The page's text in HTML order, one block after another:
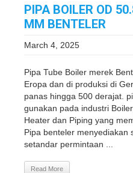
PIPA BOILER OD
MM BENTELER
March 4, 2025
Pipa Tube Boiler merek
Eropa dan di produksi di
panas hingga 500 derajat.
gunakan pada industri
Heater dan Piping yang
Pipa benteler menyediakan
setandar permintaan ...
Read More